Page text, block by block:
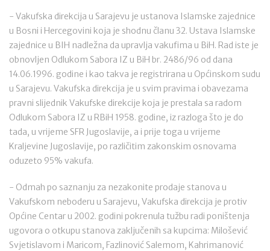
- Vakufska direkcija u Sarajevu je ustanova Islamske zajednice
u Bosni i Hercegovini koja je shodnu članu 32. Ustava Islamske
zajednice u BIH nadležna da upravlja vakufima u BiH. Rad iste je
obnovljen Odlukom Sabora IZ u BiH br. 2486/96 od dana
14.06.1996. godine i kao takva je registrirana u Općinskom sudu
u Sarajevu. Vakufska direkcija je u svim pravima i obavezama
pravni slijednik Vakufske direkcije koja je prestala sa radom
Odlukom Sabora IZ u RBiH 1958. godine, iz razloga što je do
tada, u vrijeme SFR Jugoslavije, a i prije toga u vrijeme
Kraljevine Jugoslavije, po različitim zakonskim osnovama
oduzeto 95% vakufa.
- Odmah po saznanju za nezakonite prodaje stanova u
Vakufskom neboderu u Sarajevu, Vakufska direkcija je protiv
Općine Centar u 2002. godini pokrenula tužbu radi poništenja
ugovora o otkupu stanova zaključenih sa kupcima: Milošević
Svjetislavom i Maricom, Fazlinović Salemom, Kahrimanović